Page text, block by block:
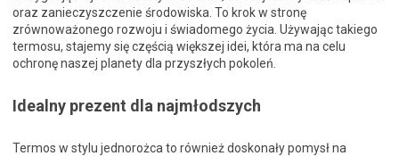
oraz zanieczyszczenie środowiska. To krok w stronę
zrównoważonego rozwoju i świadomego życia. Używając takiego
termosu, stajemy się częścią większej idei, która ma na celu
ochronę naszej planety dla przyszłych pokoleń.
Idealny prezent dla najmłodszych
Termos w stylu jednorożca to również doskonały pomysł na